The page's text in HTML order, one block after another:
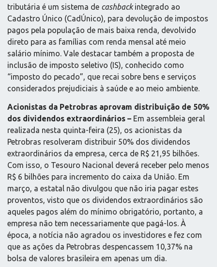
tributária é um sistema de cashback integrado ao
Cadastro Único (CadÚnico), para devolução de impostos
pagos pela população de mais baixa renda, devolvido
direto para as famílias com renda mensal até meio
salário mínimo. Vale destacar também a proposta de
inclusão de imposto seletivo (IS), conhecido como
“imposto do pecado”, que recai sobre bens e serviços
considerados prejudiciais à saúde e ao meio ambiente.
Acionistas da Petrobras aprovam distribuição de 50%
dos dividendos extraordinários – Em assembleia geral
realizada nesta quinta-feira (25), os acionistas da
Petrobras resolveram distribuir 50% dos dividendos
extraordinários da empresa, cerca de R$ 21,95 bilhões.
Com isso, o Tesouro Nacional deverá receber pelo menos
R$ 6 bilhões para incremento do caixa da União. Em
março, a estatal não divulgou que não iria pagar estes
proventos, visto que os dividendos extraordinários são
aqueles pagos além do mínimo obrigatório, portanto, a
empresa não tem necessariamente que pagá-los. À
época, a notícia não agradou os investidores e fez com
que as ações da Petrobras despencassem 10,37% na
bolsa de valores brasileira em apenas um dia.